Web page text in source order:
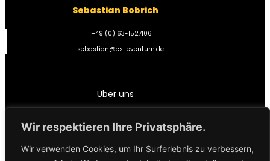
Wir respektieren Ihre Privatsphäre.
Wir verwenden Cookies, um Ihr Surferlebnis zu verbessern,
Sebastian Bobrich
+49 (0)163-1527106
sebastian@cs-eventum.de
Über uns
Datenschutzerklärung
Widerrufsbelehrung